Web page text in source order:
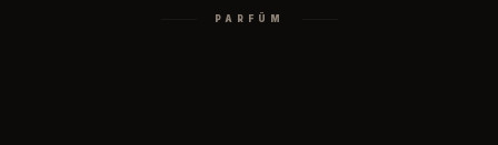
PARFÜM